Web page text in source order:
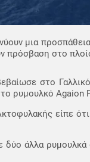
μια
πρόσβαση στο
στο
ρυμουλκό Agaion
είπε
δύο άλλα ρυμουλκά